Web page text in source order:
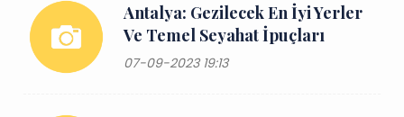
Antalya: Gezilecek En İyi Yerler
Ve Temel Seyahat İpuçları
07-09-2023 19:13